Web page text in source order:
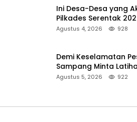
Ini Desa-Desa yang
Pilkades Serentak
Sumenep
Agustus 4, 2026 928
Demi Keselamatan
Sampang Minta
ke Lokasi Aman
Agustus 5, 2026 922